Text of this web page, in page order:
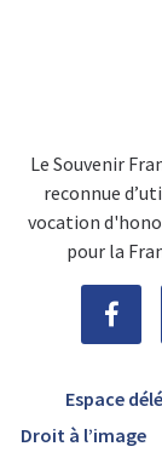
Le Souvenir
reconnue
vocation
pour la
Espace
Droit à l’image